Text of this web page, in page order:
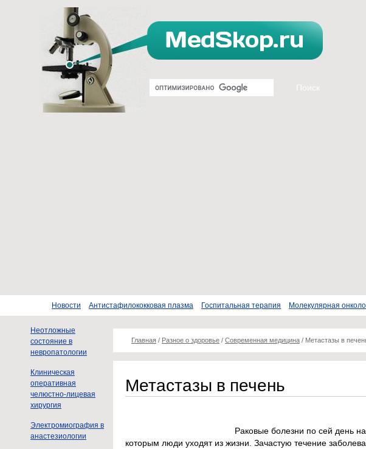
Новости Антистафилококковая плазма Госпитальная терапия Молекулярная
Неотложные
состояние в
невропатологии
Клиническая
оперативная
челюстно-лицевая
хирургия
Электромиография в
анастезиологии
Главная / Разное о здоровье / Современная медицина / Метастазы в
Метастазы в печень
Раковые болезни по сей день
которым люди уходят из жизни. Зачастую течение